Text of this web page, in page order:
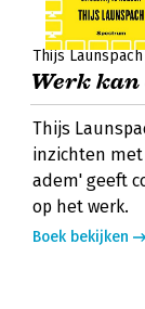
Thijs Launspach
Werk
Thijs
inzichten
adem' geeft
op het werk.
Boek bekijken